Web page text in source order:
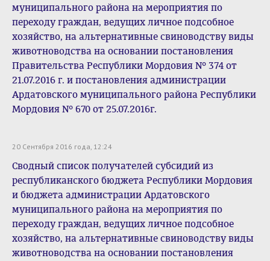
муниципального района на мероприятия по
переходу граждан, ведущих личное подсобное
хозяйство, на альтернативные свиноводству виды
животноводства на основании постановления
Правительства Республики Мордовия № 374 от
21.07.2016 г. и постановления администрации
Ардатовского муниципального района Республики
Мордовия № 670 от 25.07.2016г.
20 Сентября 2016 года, 12:24
Сводный список получателей субсидий из
республиканского бюджета Республики Мордовия
и бюджета администрации Ардатовского
муниципального района на мероприятия по
переходу граждан, ведущих личное подсобное
хозяйство, на альтернативные свиноводству виды
животноводства на основании постановления